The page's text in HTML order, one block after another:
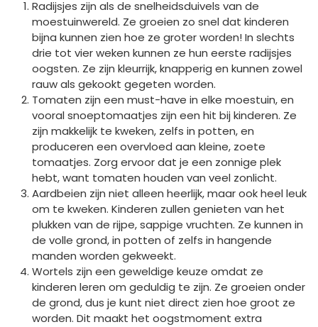
Radijsjes zijn als de snelheidsduivels van de
moestuinwereld. Ze groeien zo snel dat kinderen
bijna kunnen zien hoe ze groter worden! In slechts
drie tot vier weken kunnen ze hun eerste radijsjes
oogsten. Ze zijn kleurrijk, knapperig en kunnen zowel
rauw als gekookt gegeten worden.
Tomaten zijn een must-have in elke moestuin, en
vooral snoeptomaatjes zijn een hit bij kinderen. Ze
zijn makkelijk te kweken, zelfs in potten, en
produceren een overvloed aan kleine, zoete
tomaatjes. Zorg ervoor dat je een zonnige plek
hebt, want tomaten houden van veel zonlicht.
Aardbeien zijn niet alleen heerlijk, maar ook heel leuk
om te kweken. Kinderen zullen genieten van het
plukken van de rijpe, sappige vruchten. Ze kunnen in
de volle grond, in potten of zelfs in hangende
manden worden gekweekt.
Wortels zijn een geweldige keuze omdat ze
kinderen leren om geduldig te zijn. Ze groeien onder
de grond, dus je kunt niet direct zien hoe groot ze
worden. Dit maakt het oogstmoment extra